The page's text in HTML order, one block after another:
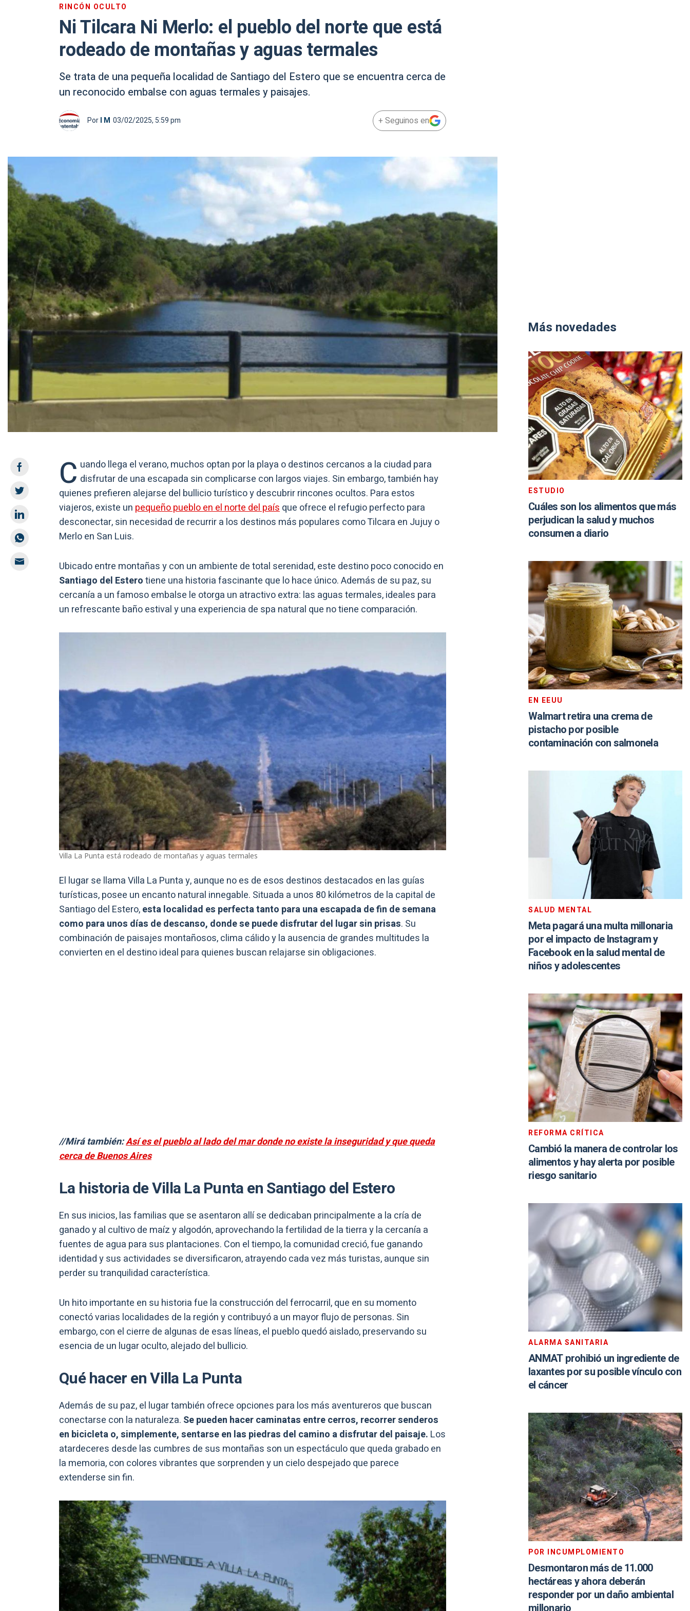
RINCÓN OCULTO
Ni Tilcara Ni Merlo: el pueblo del norte que está
rodeado de montañas y aguas termales
Se trata de una pequeña localidad de Santiago del Estero que se encuentra cerca de
un reconocido embalse con aguas termales y paisajes.
PorI M 03/02/2025, 5:59 pm + Seguinos en
C uando llega el verano, muchos optan por la playa o destinos cercanos a la ciudad para
disfrutar de una escapada sin complicarse con largos viajes. Sin embargo, también hay
quienes prefieren alejarse del bullicio turístico y descubrir rincones ocultos. Para estos
viajeros, existe un pequeño pueblo en el norte del paísque ofrece el refugio perfecto para
desconectar, sin necesidad de recurrir a los destinos más populares como Tilcara en Jujuy o
Merlo en San Luis.
Ubicado entre montañas y con un ambiente de total serenidad, este destino poco conocido en
Santiago del Esterotiene una historia fascinante que lo hace único. Además de su paz, su
cercanía a un famoso embalse le otorga un atractivo extra: las aguas termales, ideales para
un refrescante baño estival y una experiencia de spa natural que no tiene comparación.
Villa La Punta está rodeado de montañas y aguas termales
El lugar se llama Villa La Punta y, aunque no es de esos destinos destacados en las guías
turísticas, posee un encanto natural innegable. Situada a unos 80 kilómetros de la capital de
Santiago del Estero,esta localidad es perfecta tanto para una escapada de fin de semana
como para unos días de descanso, donde se puede disfrutar del lugar sin prisas. Su
combinación de paisajes montañosos, clima cálido y la ausencia de grandes multitudes la
convierten en el destino ideal para quienes buscan relajarse sin obligaciones.
//Mirá también:Así es el pueblo al lado del mar donde no existe la inseguridad y que queda
cerca de Buenos Aires
La historia de Villa La Punta en Santiago del Estero
En sus inicios, las familias que se asentaron allí se dedicaban principalmente a la cría de
ganado y al cultivo de maíz y algodón, aprovechando la fertilidad de la tierra y la cercanía a
fuentes de agua para sus plantaciones. Con el tiempo, la comunidad creció, fue ganando
identidad y sus actividades se diversificaron, atrayendo cada vez más turistas, aunque sin
perder su tranquilidad característica.
Un hito importante en su historia fue la construcción del ferrocarril, que en su momento
conectó varias localidades de la región y contribuyó a un mayor flujo de personas. Sin
embargo, con el cierre de algunas de esas líneas, el pueblo quedó aislado, preservando su
esencia de un lugar oculto, alejado del bullicio.
Qué hacer en Villa La Punta
Además de su paz, el lugar también ofrece opciones para los más aventureros que buscan
conectarse con la naturaleza. Se pueden hacer caminatas entre cerros, recorrer senderos
en bicicleta o, simplemente, sentarse en las piedras del camino a disfrutar del paisaje. Los
atardeceres desde las cumbres de sus montañas son un espectáculo que queda grabado en
la memoria, con colores vibrantes que sorprenden y un cielo despejado que parece
extenderse sin fin.
Más novedades
ESTUDIO
Cuáles son los alimentos que más
perjudican la salud y muchos
consumen a diario
EN EEUU
Walmart retira una crema de
pistacho por posible
contaminación con salmonela
SALUD MENTAL
Meta pagará una multa millonaria
por el impacto de Instagram y
Facebook en la salud mental de
niños y adolescentes
REFORMA CRÍTICA
Cambió la manera de controlar los
alimentos y hay alerta por posible
riesgo sanitario
ALARMA SANITARIA
ANMAT prohibió un ingrediente de
laxantes por su posible vínculo con
el cáncer
POR INCUMPLOMIENTO
Desmontaron más de 11.000
hectáreas y ahora deberán
responder por un daño ambiental